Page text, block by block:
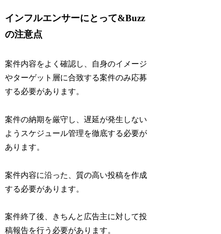
インフルエンサーにとって&Buzz
の注意点
案件内容をよく確認し、自身のイメージ
やターゲット層に合致する案件のみ応募
する必要があります。
案件の納期を厳守し、遅延が発生しない
ようスケジュール管理を徹底する必要が
あります。
案件内容に沿った、質の高い投稿を作成
する必要があります。
案件終了後、きちんと広告主に対して投
稿報告を行う必要があります。